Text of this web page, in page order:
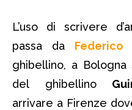
L’uso di scrivere
passa da Federico
ghibellino, a
del ghibellino
arrivare a Firenze